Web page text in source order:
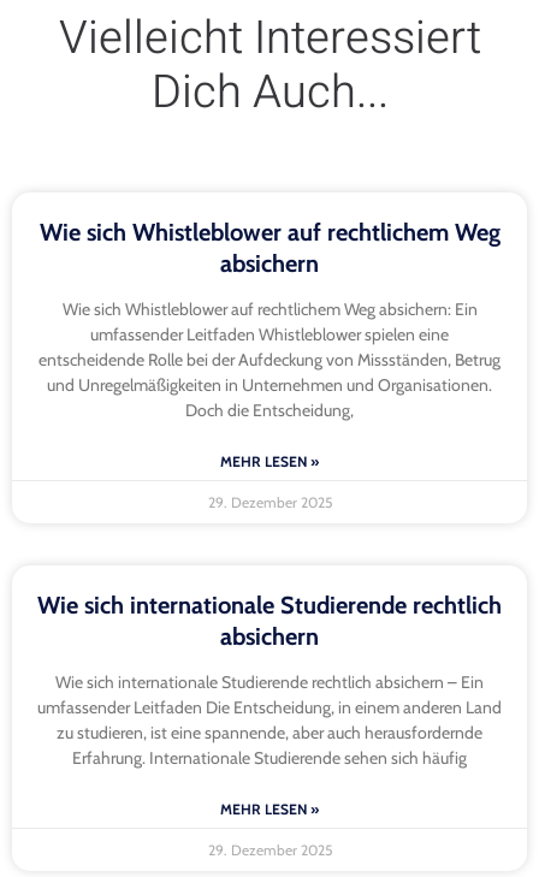
Vielleicht Interessiert
Dich Auch...
Wie sich Whistleblower auf rechtlichem Weg
absichern
Wie sich Whistleblower auf rechtlichem Weg absichern: Ein
umfassender Leitfaden Whistleblower spielen eine
entscheidende Rolle bei der Aufdeckung von Missständen, Betrug
und Unregelmäßigkeiten in Unternehmen und Organisationen.
Doch die Entscheidung,
MEHR LESEN »
29. Dezember 2025
Wie sich internationale Studierende rechtlich
absichern
Wie sich internationale Studierende rechtlich absichern – Ein
umfassender Leitfaden Die Entscheidung, in einem anderen Land
zu studieren, ist eine spannende, aber auch herausfordernde
Erfahrung. Internationale Studierende sehen sich häufig
MEHR LESEN »
29. Dezember 2025